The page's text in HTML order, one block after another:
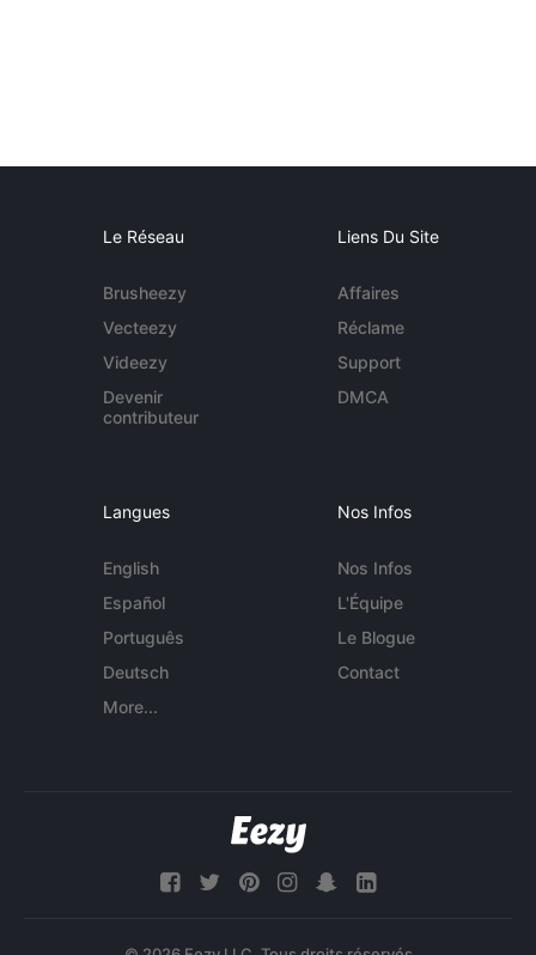
Le Réseau
Brusheezy
Vecteezy
Videezy
Devenir
contributeur
Liens Du Site
Affaires
Réclame
Support
DMCA
Langues
English
Español
Português
Deutsch
More...
Nos Infos
Nos Infos
L'Équipe
Le Blogue
Contact